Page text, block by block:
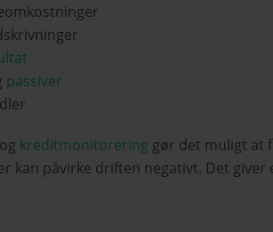
passiver
kreditmonitorering gør det muligt at
kan påvirke driften negativt. Det